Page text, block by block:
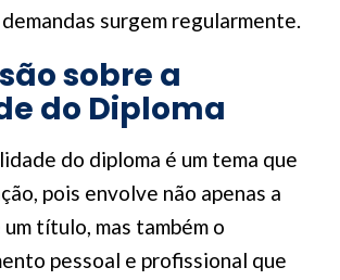
surgem regularmente.
sobre a
do Diploma
do diploma é um tema que
pois envolve não apenas a
título, mas também o
pessoal e profissional que